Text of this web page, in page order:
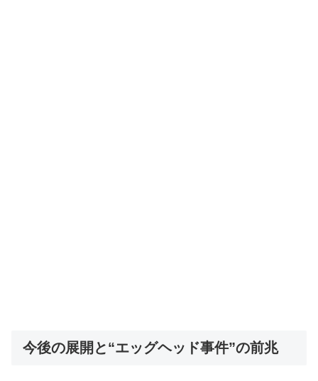
今後の展開と“エッグヘッド事件”の前兆